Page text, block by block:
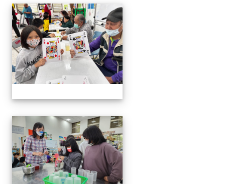
20230316五甲服務學習
20230316五甲服務學習